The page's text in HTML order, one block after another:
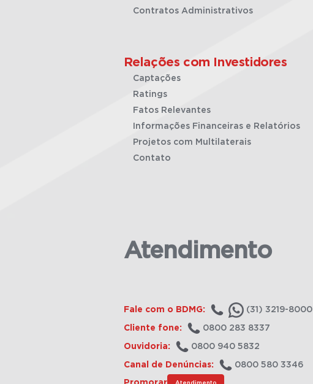
Contratos Administrativos
Relações com Investidores
Captações
Ratings
Fatos Relevantes
Informações Financeiras e Relatórios
Projetos com Multilaterais
Contato
Atendimento
Fale com o BDMG: (31) 3219-8000
Cliente fone: 0800 283 8337
Ouvidoria: 0800 940 5832
Canal de Denúncias: 0800 580 3346
Atendimento